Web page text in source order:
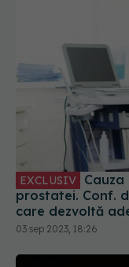
EXCLUSIV Cauza care influențează creșterea
prostatei. Conf.
care dezvoltă
03 sep 2023, 18:26